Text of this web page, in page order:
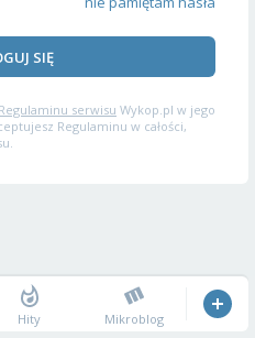
SIĘ
Regulaminu serwisu Wykop.pl w jego
Regulaminu w całości,
Hity Mikroblog